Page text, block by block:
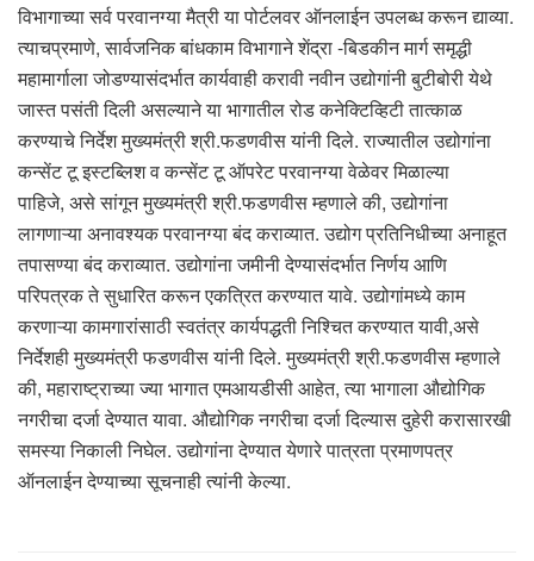
विभागाच्या सर्व परवानग्या मैत्री या पोर्टलवर ऑनलाईन उपलब्ध करून द्याव्या.
त्याचप्रमाणे, सार्वजनिक बांधकाम विभागाने शेंद्रा -बिडकीन मार्ग समृद्धी
महामार्गाला जोडण्यासंदर्भात कार्यवाही करावी नवीन उद्योगांनी बुटीबोरी येथे
जास्त पसंती दिली असल्याने या भागातील रोड कनेक्टिव्हिटी तात्काळ
करण्याचे निर्देश मुख्यमंत्री श्री.फडणवीस यांनी दिले. राज्यातील उद्योगांना
कन्सेंट टू इस्टब्लिश व कन्सेंट टू ऑपरेट परवानग्या वेळेवर मिळाल्या
पाहिजे, असे सांगून मुख्यमंत्री श्री.फडणवीस म्हणाले की, उद्योगांना
लागणाऱ्या अनावश्यक परवानग्या बंद कराव्यात. उद्योग प्रतिनिधीच्या अनाहूत
तपासण्या बंद कराव्यात. उद्योगांना जमीनी देण्यासंदर्भात निर्णय आणि
परिपत्रक ते सुधारित करून एकत्रित करण्यात यावे. उद्योगांमध्ये काम
करणाऱ्या कामगारांसाठी स्वतंत्र कार्यपद्धती निश्चित करण्यात यावी,असे ‍
निर्देशही मुख्यमंत्री फडणवीस यांनी दिले. मुख्यमंत्री श्री.फडणवीस म्हणाले
की, महाराष्ट्राच्या ज्या भागात एमआयडीसी आहेत, त्या भागाला औद्योगिक
नगरीचा दर्जा देण्यात यावा. औद्योगिक नगरीचा दर्जा दिल्यास दुहेरी करासारखी
समस्या निकाली निघेल. उद्योगांना देण्यात येणारे पात्रता प्रमाणपत्र
ऑनलाईन देण्याच्या सूचनाही त्यांनी केल्या.